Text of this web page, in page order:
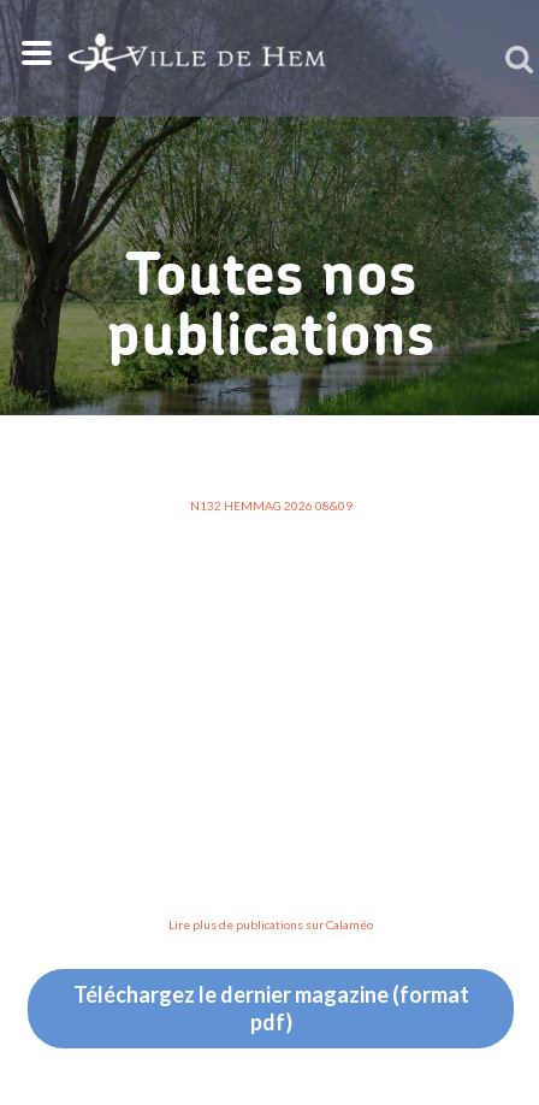
Toutes nos
publications
N132 HEMMAG 2026 08&09
Lire plus de publications sur Calaméo
Téléchargez le dernier magazine (format
pdf)